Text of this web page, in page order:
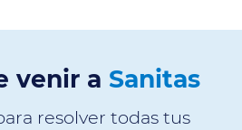
venir a Sanitas
resolver todas tus